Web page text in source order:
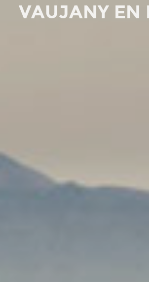
VAUJANY EN